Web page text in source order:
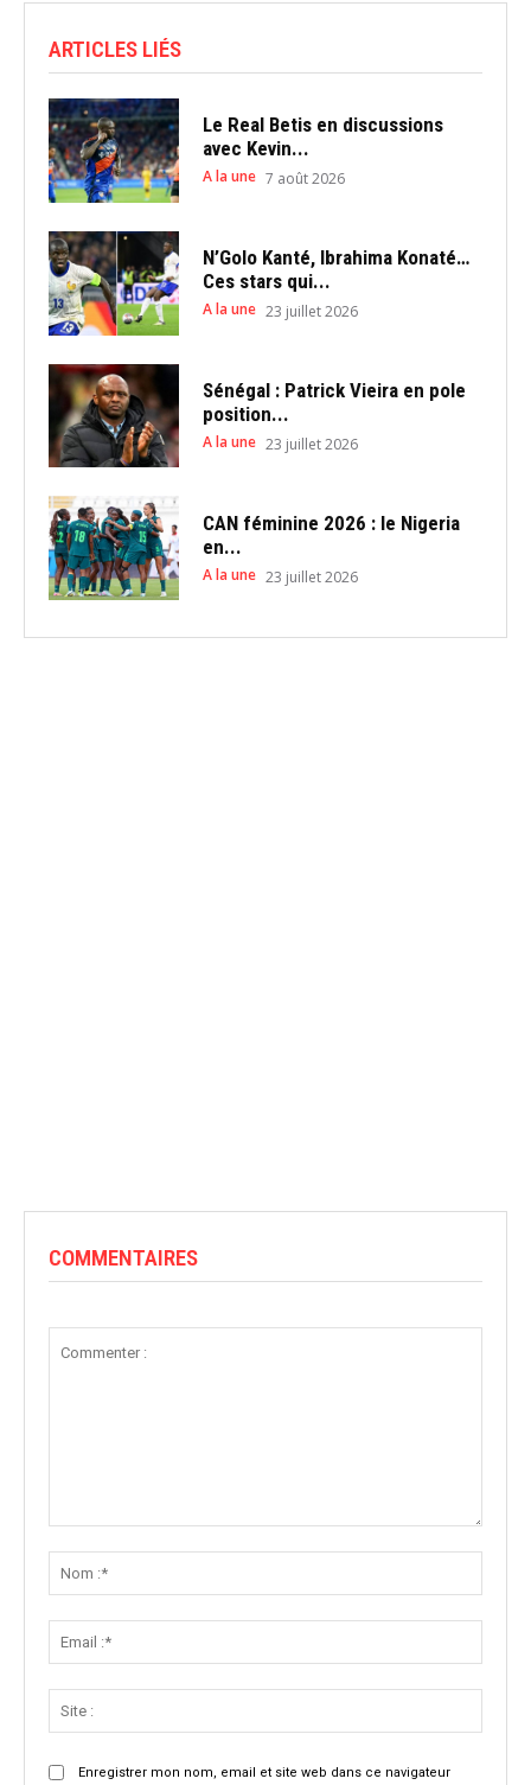
ARTICLES LIÉS
Le Real Betis en discussions
avec Kevin...
A la une 7 août 2026
N’Golo Kanté, Ibrahima Konaté…
Ces stars qui...
A la une 23 juillet 2026
Sénégal : Patrick Vieira en pole
position...
A la une 23 juillet 2026
CAN féminine 2026 : le Nigeria
en...
A la une 23 juillet 2026
COMMENTAIRES
Enregistrer mon nom, email et site web dans ce navigateur